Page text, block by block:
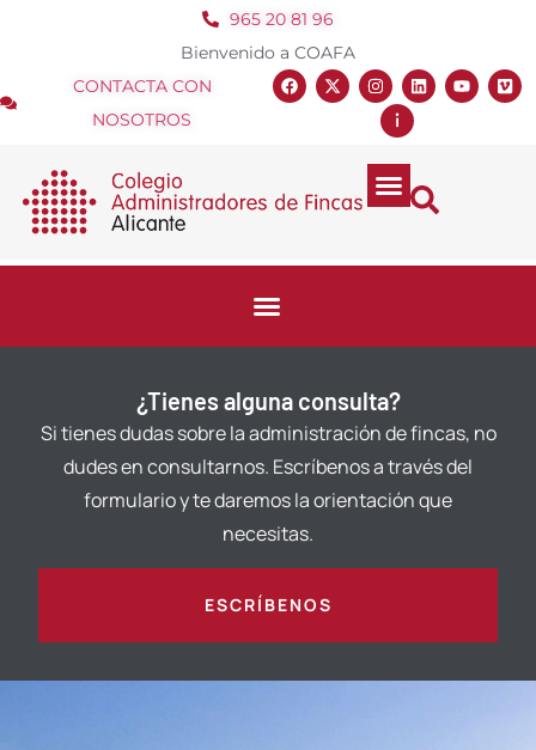
965 20 81 96
Bienvenido a COAFA
CONTACTA CON
NOSOTROS
¿Tienes alguna consulta?
Si tienes dudas sobre la administración de fincas, no
dudes en consultarnos. Escríbenos a través del
formulario y te daremos la orientación que
necesitas.
ESCRÍBENOS